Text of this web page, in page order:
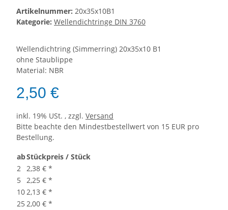
Artikelnummer: 20x35x10B1
Kategorie: Wellendichtringe DIN 3760
Wellendichtring (Simmerring) 20x35x10 B1
ohne Staublippe
Material: NBR
2,50 €
inkl. 19% USt. , zzgl. Versand
Bitte beachte den Mindestbestellwert von 15 EUR pro
Bestellung.
abStückpreis / Stück
2 2,38 € *
5
2,25 € *
102,13 € *
25 2,00 € *